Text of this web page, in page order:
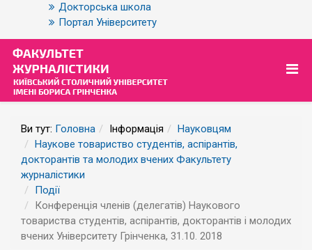
Докторська школа
Портал Університету
Ви тут: Головна Інформація
Науковцям
Наукове товариство студентів, аспірантів,
докторантів та молодих вчених Факультету
журналістики
Події
Конференція членів (делегатів) Наукового
товариства студентів, аспірантів, докторантів і молодих
вчених Університету Грінченка, 31.10. 2018